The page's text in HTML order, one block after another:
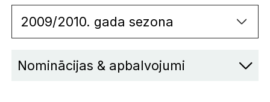
2009/2010. gada sezona
Nominācijas & apbalvojumi